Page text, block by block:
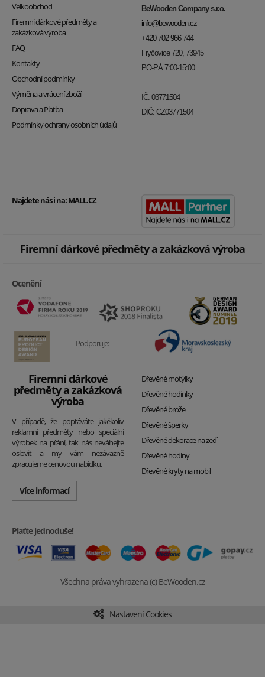
Velkoobchod
Firemní dárkové předměty a
zakázková výroba
FAQ
Kontakty
Obchodní podmínky
Výměna a vrácení zboží
Doprava a Platba
Podmínky ochrany osobních údajů
BeWooden Company s.r.o.
info@bewooden.cz
+420 702 966 744
Fryčovice 720, 73945
PO-PÁ 7:00-15:00
IČ: 03771504
DIČ: CZ03771504
Najdete nás i na:MALL.CZ
Firemní dárkové předměty a zakázková výroba
Ocenění
Podporuje:
Firemní dárkové
předměty a zakázková
výroba
V případě, že poptáváte jakékoliv
reklamní předměty nebo speciální
výrobek na přání, tak nás neváhejte
oslovit a my vám nezávazně
zpracujeme cenovou nabídku.
Více informací
Dřevěné motýlky
Dřevěné hodinky
Dřevěné brože
Dřevěné šperky
Dřevěné dekorace na zeď
Dřevěné hodiny
Dřevěné kryty na mobil
Plaťte jednoduše!
Všechna práva vyhrazena (c) BeWooden.cz
Nastavení Cookies